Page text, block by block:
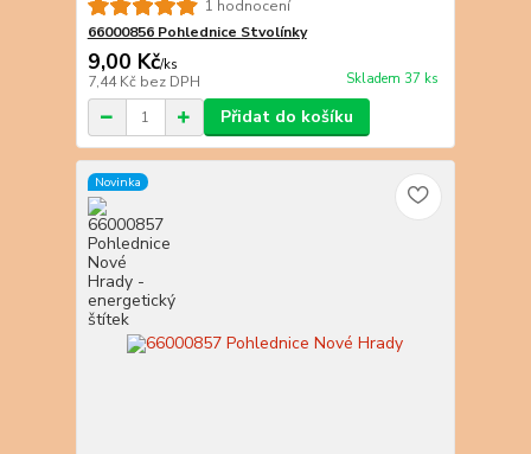
1 hodnocení
66000856 Pohlednice Stvolínky
9,00 Kč/ks
7,44 Kč bez DPH Skladem 37 ks
Přidat do košíku
Novinka